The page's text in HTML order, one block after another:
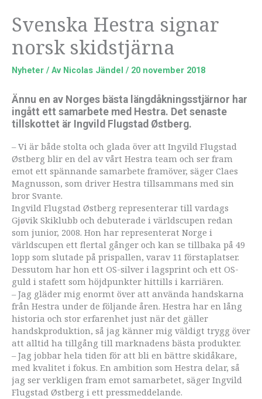
Svenska Hestra signar
norsk skidstjärna
Nyheter / Av Nicolas Jändel / 20 november 2018
Ännu en av Norges bästa längdåkningsstjärnor har
ingått ett samarbete med Hestra. Det senaste
tillskottet är Ingvild Flugstad Østberg.
– Vi är både stolta och glada över att Ingvild Flugstad
Østberg blir en del av vårt Hestra team och ser fram
emot ett spännande samarbete framöver, säger Claes
Magnusson, som driver Hestra tillsammans med sin
bror Svante.
Ingvild Flugstad Østberg representerar till vardags
Gjøvik Skiklubb och debuterade i världscupen redan
som junior, 2008. Hon har representerat Norge i
världscupen ett flertal gånger och kan se tillbaka på 49
lopp som slutade på prispallen, varav 11 förstaplatser.
Dessutom har hon ett OS-silver i lagsprint och ett OS-
guld i stafett som höjdpunkter hittills i karriären.
– Jag gläder mig enormt över att använda handskarna
från Hestra under de följande åren. Hestra har en lång
historia och stor erfarenhet just när det gäller
handskproduktion, så jag känner mig väldigt trygg över
att alltid ha tillgång till marknadens bästa produkter.
– Jag jobbar hela tiden för att bli en bättre skidåkare,
med kvalitet i fokus. En ambition som Hestra delar, så
jag ser verkligen fram emot samarbetet, säger Ingvild
Flugstad Østberg i ett pressmeddelande.